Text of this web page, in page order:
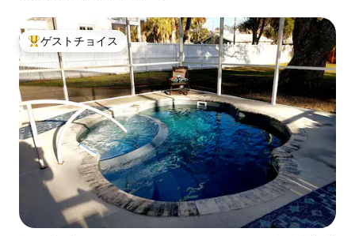
大好評のゲストチョイスです。
ゲストチョイス